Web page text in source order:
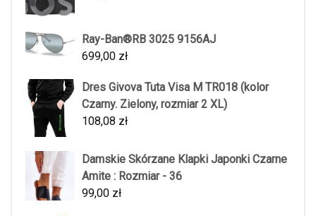
Ray-Ban®RB 3025 9156AJ
699,00 zł
Dres Givova Tuta Visa M TR018 (kolor
Czarny. Zielony, rozmiar 2 XL)
108,08 zł
Damskie Skórzane Klapki Japonki Czarne
Amite : Rozmiar - 36
99,00 zł